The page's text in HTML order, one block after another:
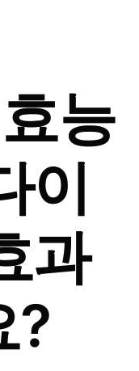
능
이
과
?